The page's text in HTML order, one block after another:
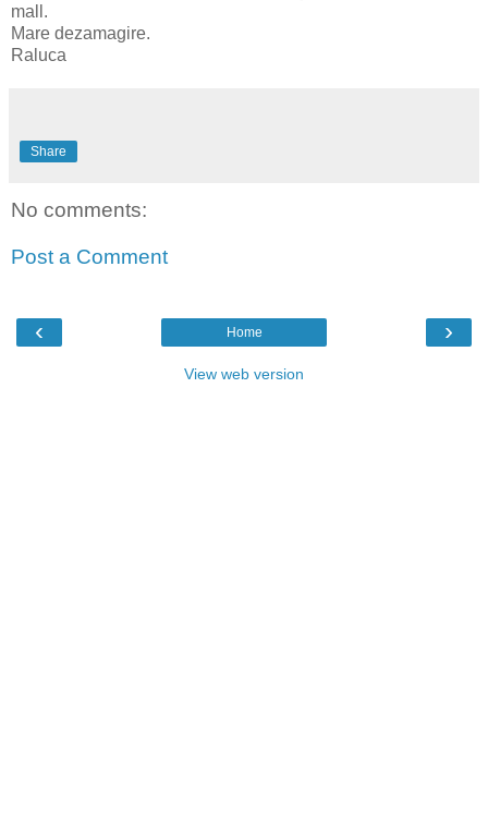
mall.
Mare dezamagire.
Raluca
Share
No comments:
Post a Comment
‹ ›
Home
View web version